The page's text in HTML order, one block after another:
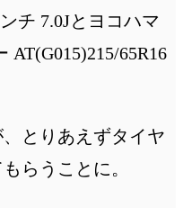
チ 7.0Jとヨコハマ
AT(G015)215/65R16
とりあえずタイヤ
らうことに。